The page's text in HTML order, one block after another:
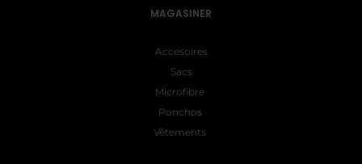
MAGASINER
Accesoires
Sacs
Microfibre
Ponchos
Vêtements